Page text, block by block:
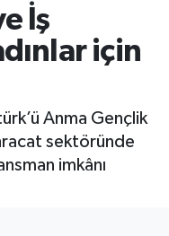
İş
için
Anma Gençlik
sektöründe
imkânı